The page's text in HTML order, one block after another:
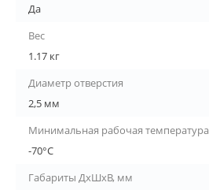
Да
Вес
1.17 кг
Диаметр отверстия
2,5 мм
Минимальная рабочая температура
-70°С
Габариты ДхШхВ, мм